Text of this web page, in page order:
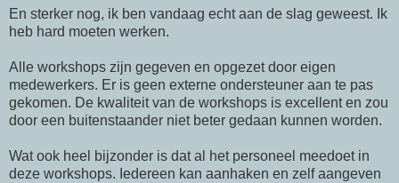
En sterker nog, ik ben vandaag echt aan de slag geweest. Ik
heb hard moeten werken.
Alle workshops zijn gegeven en opgezet door eigen
medewerkers. Er is geen externe ondersteuner aan te pas
gekomen. De kwaliteit van de workshops is excellent en zou
door een buitenstaander niet beter gedaan kunnen worden.
Wat ook heel bijzonder is dat al het personeel meedoet in
deze workshops. Iedereen kan aanhaken en zelf aangeven